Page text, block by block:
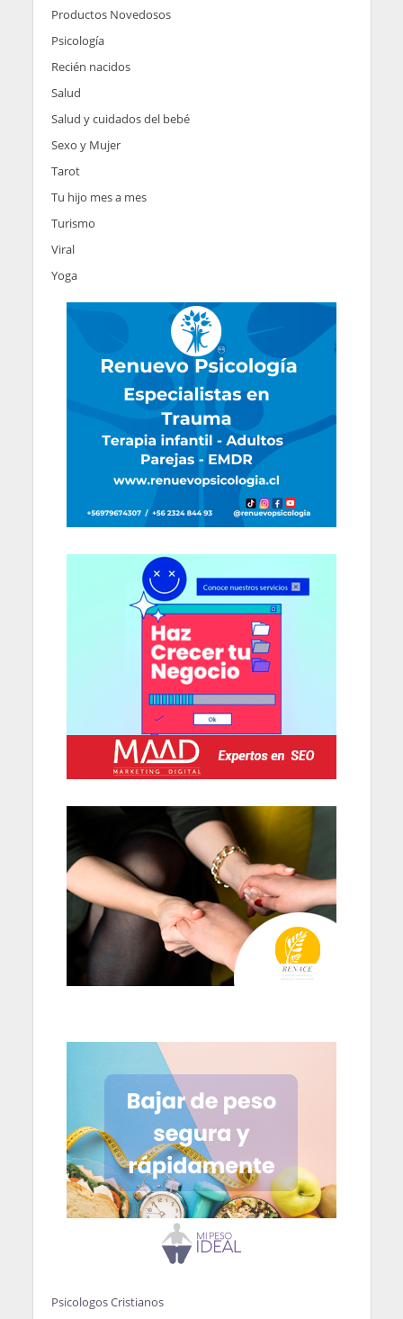
Productos Novedosos
Psicología
Recién nacidos
Salud
Salud y cuidados del bebé
Sexo y Mujer
Tarot
Tu hijo mes a mes
Turismo
Viral
Yoga
Psicologos Cristianos